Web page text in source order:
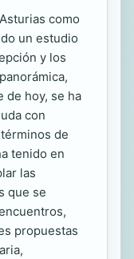
como
un estudio
y los
de hoy, se ha
con
de
tenido en
las
que se
propuestas